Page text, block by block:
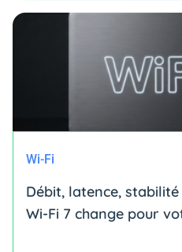
Wi-Fi
Débit, latence, stabilité
Wi-Fi 7 change pour